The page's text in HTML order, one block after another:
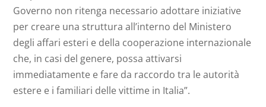
Governo non ritenga necessario adottare iniziative
per creare una struttura all’interno del Ministero
degli affari esteri e della cooperazione internazionale
che, in casi del genere, possa attivarsi
immediatamente e fare da raccordo tra le autorità
estere e i familiari delle vittime in Italia”.